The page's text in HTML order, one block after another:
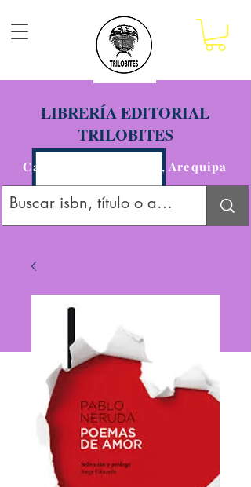
LIBRERÍA EDITORIAL
TRILOBITES
Calle San Agustín 201, Arequipa